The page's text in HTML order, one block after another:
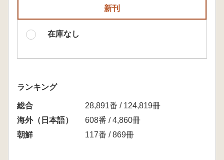
新刊
在庫なし
ランキング
総合
28,891番 / 124,819冊
海外（日本語）
608番 / 4,860冊
朝鮮
117番 / 869冊